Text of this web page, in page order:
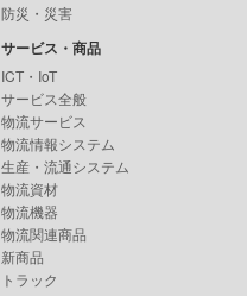
防災・災害
サービス・商品
ICT・IoT
サービス全般
物流サービス
物流情報システム
生産・流通システム
物流資材
物流機器
物流関連商品
新商品
トラック